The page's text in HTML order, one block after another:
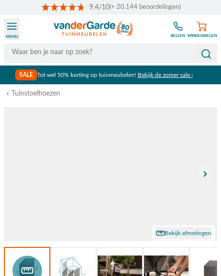
9.4/10(+ 20.144 beoordelingen)
Search
MENU BELLEN WINKELWAGEN
SALE Tot wel 50% korting op tuinmeubelen! Bekijk de zomer sale ›
Tuinstoelhoezen
Bekijk afmetingen